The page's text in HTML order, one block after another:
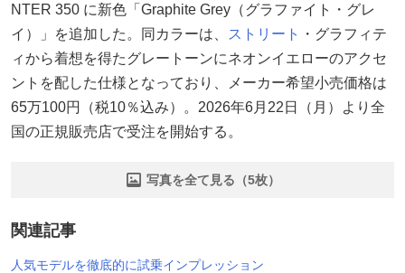
NTER 350 に新色「Graphite Grey（グラファイト・グレ
イ）」を追加した。同カラーは、
ストリート
・グラフィテ
ィから着想を得たグレートーンにネオンイエローのアクセ
ントを配した仕様となっており、メーカー希望小売価格は
65万100円（税10％込み）。2026年6月22日（月）より全
国の正規販売店で受注を開始する。
写真を全て見る（5枚）
関連記事
人気モデルを徹底的に試乗インプレッション